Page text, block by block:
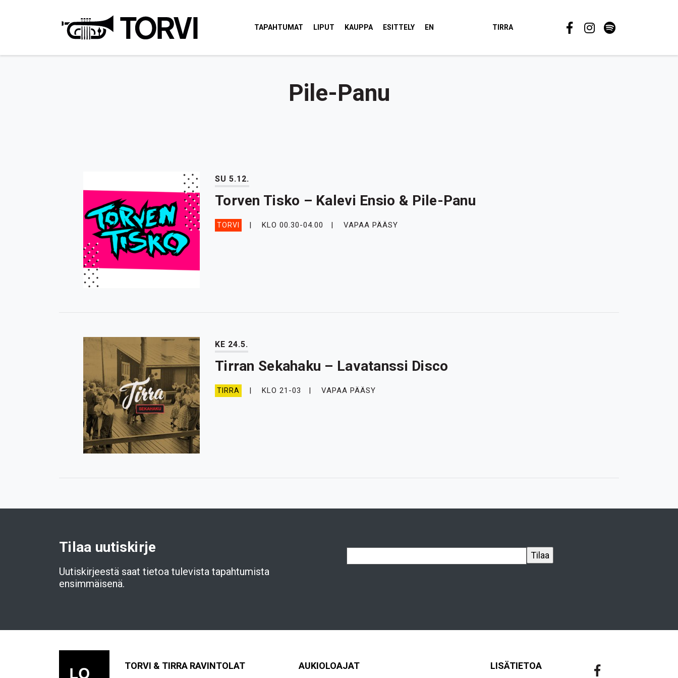
TAPAHTUMAT LIPUT KAUPPA ESITTELY EN TIRRA
Pile-Panu
SU 5.12.
Torven Tisko – Kalevi Ensio & Pile-Panu
TORVI KLO 00.30-04.00 VAPAA PÄÄSY
KE 24.5.
Tirran Sekahaku – Lavatanssi Disco
TIRRA KLO 21-03 VAPAA PÄÄSY
Tilaa uutiskirje
Uutiskirjeestä saat tietoa tulevista tapahtumista
ensimmäisenä.
TORVI & TIRRA RAVINTOLAT AUKIOLOAJAT LISÄTIETOA